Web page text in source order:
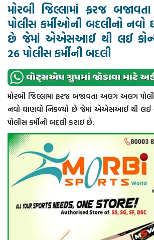
મોરબી જિલ્લામાં ફરજ
પોલીસ કર્મીઓની બદલીનો નવો
છે જેમાં એએસઆઈ થી લઈ
26 પોલીસ કર્મીની બદલી
મોરબી જિલ્લામાં ફરજ બજાવતા અલગ અલગ
નવો ઘાણવો નિકળ્યો છે જેમાં એએસઆઈ થી લઈ
પોલીસ કર્મીની બદલી કરાઇ છે.